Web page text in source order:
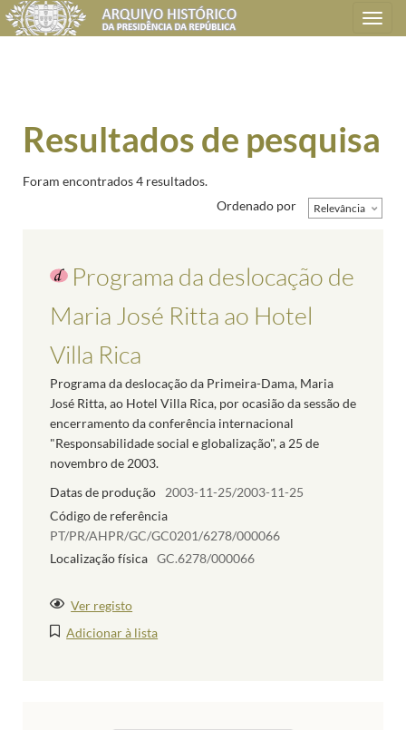
Toggle
navigation
Resultados de pesquisa
Foram encontrados 4 resultados.
Ordenado por
Relevância
Programa da deslocação de
Maria José Ritta ao Hotel
Villa Rica
Programa da deslocação da Primeira-Dama, Maria
José Ritta, ao Hotel Villa Rica, por ocasião da sessão de
encerramento da conferência internacional
"Responsabilidade social e globalização", a 25 de
novembro de 2003.
Datas de produção
2003-11-25/2003-11-25
Código de referência
PT/PR/AHPR/GC/GC0201/6278/000066
Localização física GC.6278/000066
Ver registo
Adicionar à lista